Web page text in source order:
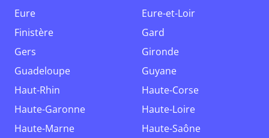
Eure
Eure-et-Loir
Finistère
Gard
Gers
Gironde
Guadeloupe
Guyane
Haut-Rhin
Haute-Corse
Haute-Garonne
Haute-Loire
Haute-Marne
Haute-Saône